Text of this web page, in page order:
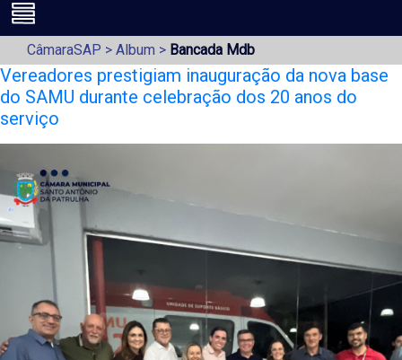
CâmaraSAP > Album > Bancada Mdb
Vereadores prestigiam inauguração da nova base
do SAMU durante celebração dos 20 anos do
serviço